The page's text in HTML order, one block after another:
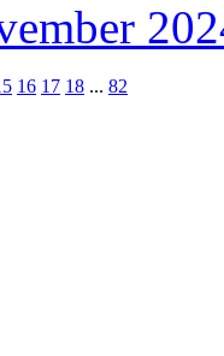
16 17 18 ... 82